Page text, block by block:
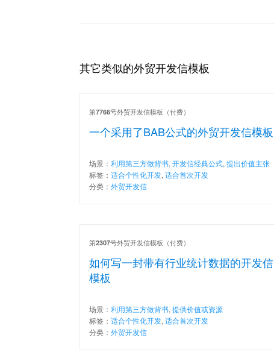
其它类似的外贸开发信模板
一个采用了BAB公式的外贸开发信模板
第7766号外贸开发信模板（付费）
场景： 利用第三方做背书, 开发信经典公式, 提出价值主张
标签： 适合个性化开发, 适合首次开发
分类： 外贸开发信
如何写一封带有行业统计数据的开发信
模板
第2307号外贸开发信模板（付费）
场景： 利用第三方做背书, 提供价值或资源
标签： 适合个性化开发, 适合首次开发
分类： 外贸开发信